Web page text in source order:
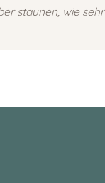
staunen, wie